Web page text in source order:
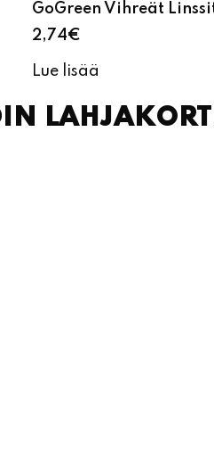
GoGreen Vihreät
2,74€
Lue lisää